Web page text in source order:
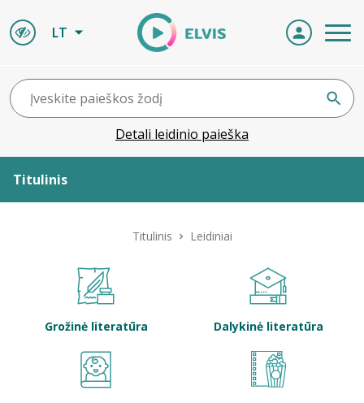
LT
Detali leidinio paieška
Titulinis
Titulinis Leidiniai
Grožinė literatūra Dalykinė literatūra